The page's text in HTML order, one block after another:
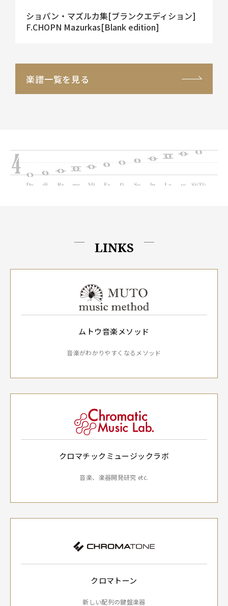
ショパン・マズルカ集[ブランクエディション]
F.CHOPN Mazurkas[Blank edition]
楽譜一覧を見る
LINKS
ムトウ音楽メソッド
音楽がわかりやすくなるメソッド
クロマチックミュージックラボ
音楽、楽器開発研究 etc.
クロマトーン
新しい配列の鍵盤楽器